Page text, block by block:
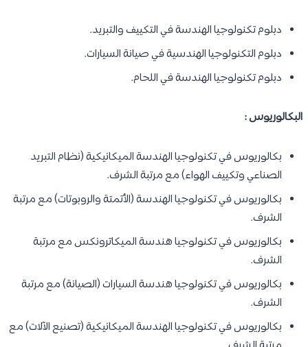
دبلوم تكنولوجيا الهندسة في التكييف والتبريد.
دبلوم التكنولوجيا الهندسية في صيانة السيارات.
دبلوم تكنولوجيا الهندسة في اللحام.
البكالوريوس :
بكالوريوس في تكنولوجيا الهندسة الميكانيكية (نظام التبريد
الصناعي وتكييف الهواء) مع مرتبة الشرف.
بكالوريوس في تكنولوجيا الهندسة (الأتمتة والروبوتات) مع مرتبة
الشرف.
بكالوريوس في تكنولوجيا هندسة الميكاترونكس مع مرتبة
الشرف.
بكالوريوس في تكنولوجيا هندسة السيارات (الصيانة) مع مرتبة
الشرف.
بكالوريوس في تكنولوجيا الهندسة الميكانيكية (تصنيع الآلات) مع